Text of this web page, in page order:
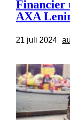
Financier
AXA
21 juli 2024